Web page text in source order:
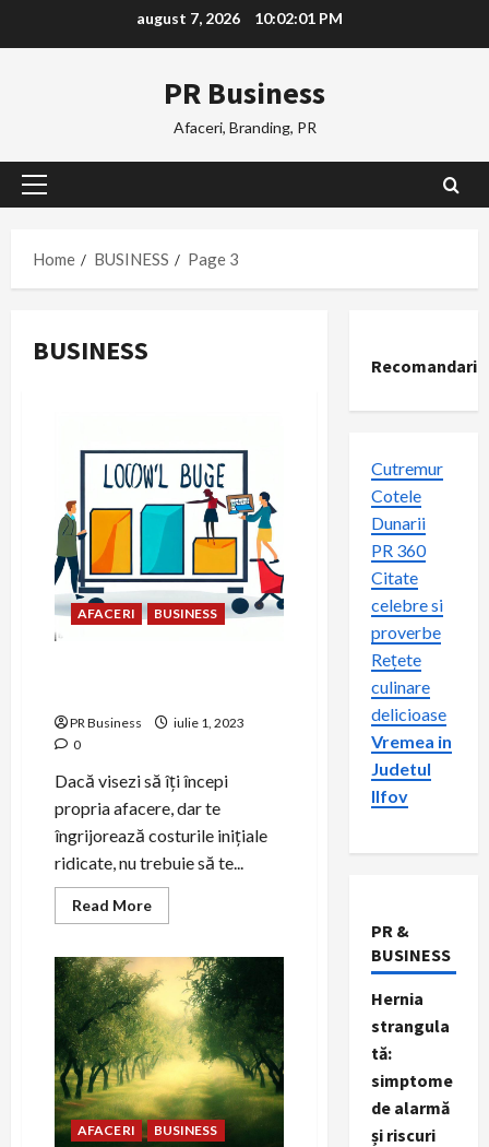
august 7, 2026 10:02:02 PM
PR Business
Afaceri, Branding, PR
Primary
Home
BUSINESS Page 3
BUSINESS
AFACERI BUSINESS
PR Business
iulie 1, 2023
0
Dacă visezi să îți începi
propria afacere, dar te
îngrijorează costurile inițiale
ridicate, nu trebuie să te...
Read MoreRead
more
să
îți
începi
o
afacere
cu
buget
redus
AFACERI
BUSINESS
Recomandari
Cutremur
Cotele
Dunarii
PR 360
Citate
celebre si
proverbe
Rețete
culinare
delicioase
Vremea in
Judetul
Ilfov
PR &
BUSINESS
Hernia
strangula
tă:
simptome
de alarmă
și riscuri